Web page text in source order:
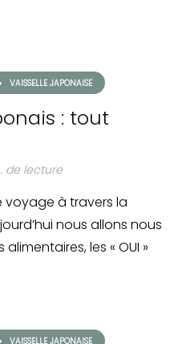
VAISSELLE JAPONAISE
: tout
de lecture
voyage à travers la
nous allons nous
les « OUI »
VAISSELLE JAPONAISE